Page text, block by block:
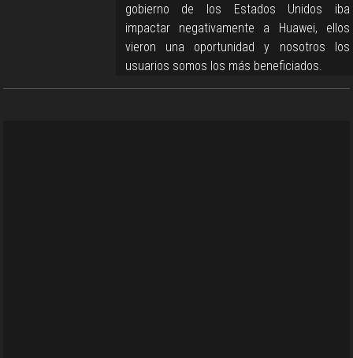
gobierno de los Estados Unidos iba
impactar negativamente a Huawei, ellos
vieron una oportunidad y nosotros los
usuarios somos los más beneficiados.